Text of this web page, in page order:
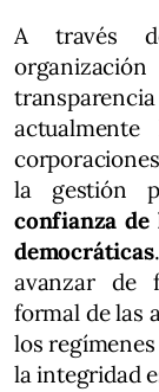
A través
la gestión
confianza
democráticas
avanzar de
formal de las
los
la integridad